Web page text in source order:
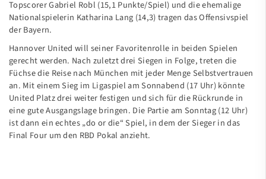
Topscorer Gabriel Robl (15,1 Punkte/Spiel) und die ehemalige
Nationalspielerin Katharina Lang (14,3) tragen das Offensivspiel
der Bayern.
Hannover United will seiner Favoritenrolle in beiden Spielen
gerecht werden. Nach zuletzt drei Siegen in Folge, treten die
Füchse die Reise nach München mit jeder Menge Selbstvertrauen
an. Mit einem Sieg im Ligaspiel am Sonnabend (17 Uhr) könnte
United Platz drei weiter festigen und sich für die Rückrunde in
eine gute Ausgangslage bringen. Die Partie am Sonntag (12 Uhr)
ist dann ein echtes „do or die“ Spiel, in dem der Sieger in das
Final Four um den RBD Pokal anzieht.